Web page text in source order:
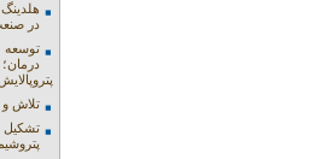
در
توسعه
تلاش و
تشکیل